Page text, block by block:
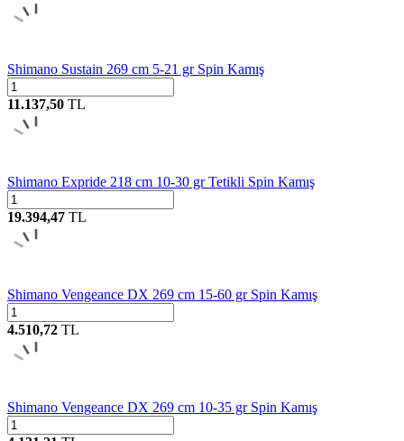
Shimano Sustain 269 cm 5-21 gr Spin Kamış
11.137,50 TL
Shimano Expride 218 cm 10-30 gr Tetikli Spin Kamış
19.394,47 TL
Shimano Vengeance DX 269 cm 15-60 gr Spin Kamış
4.510,72 TL
Shimano Vengeance DX 269 cm 10-35 gr Spin Kamış